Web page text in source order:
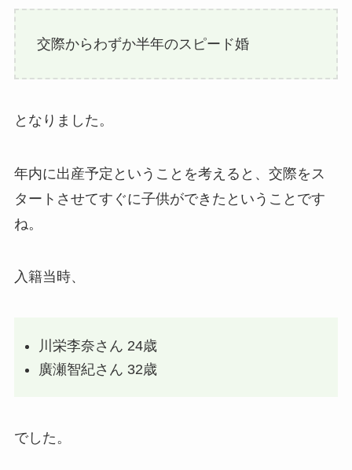
交際からわずか半年のスピード婚
となりました。
年内に出産予定ということを考えると、交際をス
タートさせてすぐに子供ができたということです
ね。
入籍当時、
川栄李奈さん 24歳
廣瀬智紀さん 32歳
でした。